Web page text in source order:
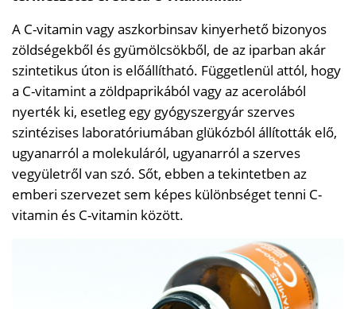
A C-vitamin vagy aszkorbinsav kinyerhető bizonyos
zöldségekből és gyümölcsökből, de az iparban akár
szintetikus úton is előállítható. Függetlenül attól, hogy
a C-vitamint a zöldpaprikából vagy az acerolából
nyerték ki, esetleg egy gyógyszergyár szerves
szintézises laboratóriumában glükózból állították elő,
ugyanarról a molekuláról, ugyanarról a szerves
vegyületről van szó. Sőt, ebben a tekintetben az
emberi szervezet sem képes különbséget tenni C-
vitamin és C-vitamin között.